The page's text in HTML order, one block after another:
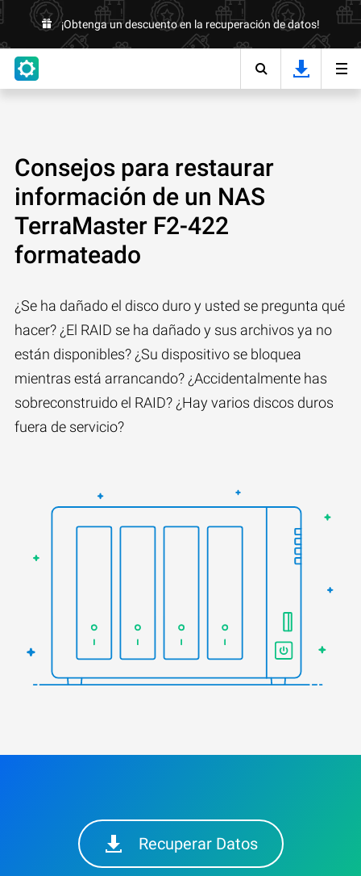
¡Obtenga un descuento en la recuperación de datos!
Consejos para restaurar
información de un NAS
TerraMaster F2-422
formateado
¿Se ha dañado el disco duro y usted se pregunta qué
hacer? ¿El RAID se ha dañado y sus archivos ya no
están disponibles? ¿Su dispositivo se bloquea
mientras está arrancando? ¿Accidentalmente has
sobreconstruido el RAID? ¿Hay varios discos duros
fuera de servicio?
Recuperar Datos